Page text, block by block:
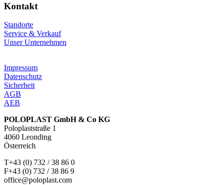
Kontakt
Standorte
Service & Verkauf
Unser Unternehmen
Impressum
Datenschutz
Sicherheit
AGB
AEB
POLOPLAST GmbH & Co KG
Poloplaststraße 1
4060 Leonding
Österreich
T+43 (0) 732 / 38 86 0
F+43 (0) 732 / 38 86 9
office@poloplast.com